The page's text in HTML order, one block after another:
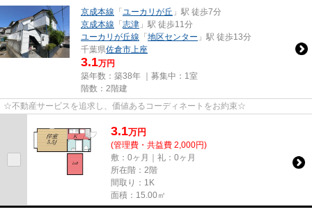
京成本線 「 ユーカリが丘 」駅 徒歩7分
京成本線 「 志津 」駅 徒歩11分
ユーカリが丘線 「 地区センター 」駅 徒歩13分
千葉県佐倉市上座
3.1万円
築年数：築38年 ｜募集中： 1室
階数：2階建
☆不動産サービスを追求し、価値あるコーディネートをお約束☆
3.1万円
(管理費・共益費 2,000円)
敷：0ヶ月｜礼：0ヶ月
所在階：2階
間取り：1K
面積：15.00㎡